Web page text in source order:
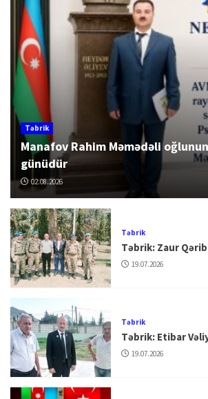
Təbrik
Manafov Rahim Məmədəli
günüdür
02.08.2026
Təbrik
Təbrik: Zaur
19.07.2026
Təbrik
Təbrik: Etibar
19.07.2026